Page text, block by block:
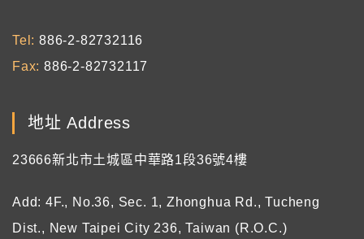
Tel
886-2-82732116
Fax 886-2-82732117
地址 Address
23666新北市土城區中華路1段36號4樓
Add: 4F., No.36, Sec. 1, Zhonghua Rd., Tucheng
Dist., New Taipei City 236, Taiwan (R.O.C.)